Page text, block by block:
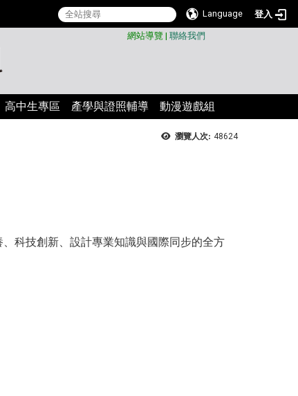
Language
登入
網站導覽| 聯絡我們
高中生專區 產學與證照輔導 動漫遊戲組
瀏覽人次: 48624
科技創新、設計專業知識與國際同步的全方